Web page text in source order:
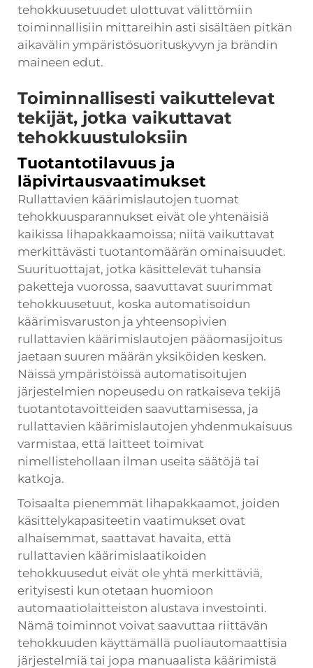
tehokkuusetuudet ulottuvat välittömiin
toiminnallisiin mittareihin asti sisältäen pitkän
aikavälin ympäristösuorituskyvyn ja brändin
maineen edut.
Toiminnallisesti vaikuttelevat
tekijät, jotka vaikuttavat
tehokkuustuloksiin
Tuotantotilavuus ja
läpivirtausvaatimukset
Rullattavien käärimislautojen tuomat
tehokkuusparannukset eivät ole yhtenäisiä
kaikissa lihapakkaamoissa; niitä vaikuttavat
merkittävästi tuotantomäärän ominaisuudet.
Suurituottajat, jotka käsittelevät tuhansia
paketteja vuorossa, saavuttavat suurimmat
tehokkuusetuut, koska automatisoidun
käärimisvaruston ja yhteensopivien
rullattavien käärimislautojen pääomasijoitus
jaetaan suuren määrän yksiköiden kesken.
Näissä ympäristöissä automatisoitujen
järjestelmien nopeusedu on ratkaiseva tekijä
tuotantotavoitteiden saavuttamisessa, ja
rullattavien käärimislautojen yhdenmukaisuus
varmistaa, että laitteet toimivat
nimellistehollaan ilman useita säätöjä tai
katkoja.
Toisaalta pienemmät lihapakkaamot, joiden
käsittelykapasiteetin vaatimukset ovat
alhaisemmat, saattavat havaita, että
rullattavien käärimislaatikoiden
tehokkuusedut eivät ole yhtä merkittäviä,
erityisesti kun otetaan huomioon
automaatiolaitteiston alustava investointi.
Nämä toiminnot voivat saavuttaa riittävän
tehokkuuden käyttämällä puoliautomaattisia
järjestelmiä tai jopa manuaalista käärimistä